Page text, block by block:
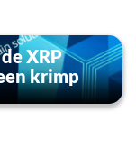
XRP
krimp